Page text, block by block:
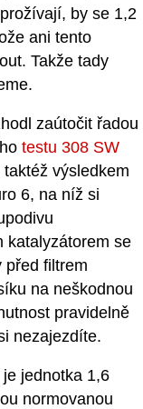
by se 1,2
ani tento
Takže tady
zaútočit řadou
testu 308 SW
výsledkem
6, na níž si
katalyzátorem se
před filtrem
na neškodnou
pravidelně
nezajezdíte.
jednotka 1,6
normovanou